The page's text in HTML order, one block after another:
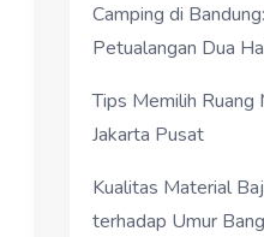
Camping di
Petualangan Dua
Tips Memilih
Jakarta Pusat
Kualitas Material
terhadap Umur